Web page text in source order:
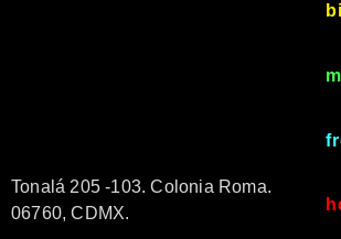
Tonalá 205 -103. Colonia Roma.
06760, CDMX.